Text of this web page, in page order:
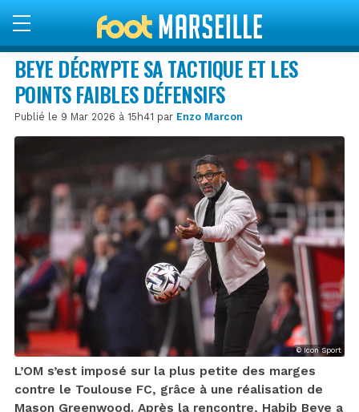
BEYE DÉCRYPTE SA TACTIQUE ET LES
POINTS FAIBLES DÉFENSIFS
Publié le 9 Mar 2026 à 15h41 par Enzo Marcon
© Icon Sport
L’OM s’est imposé sur la plus petite des marges
contre le Toulouse FC, grâce à une réalisation de
Mason Greenwood. Après la rencontre, Habib Beye a